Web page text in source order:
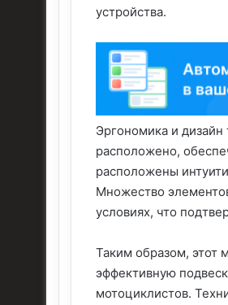
устройства.
Эргономика и
расположено,
расположены
Множество
условиях, что
Таким образом, этот
эффективную
мотоциклистов.